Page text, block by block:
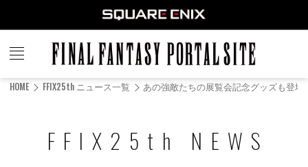
FINAL
FANTASY
HOME FFIX25th ニュース一覧 あの強敵たちの展覧会記念グッズも登場！
FFIX25th NEWS